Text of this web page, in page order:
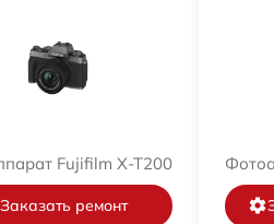
Fujifilm X-T200
Заказать ремонт